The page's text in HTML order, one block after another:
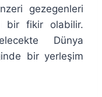
gezegenleri
bir fikir olabilir.
Dünya
bir yerleşim